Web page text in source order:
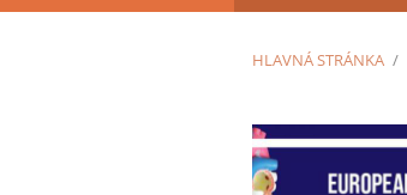
HLAVNÁ STRÁNKA /
Novinky